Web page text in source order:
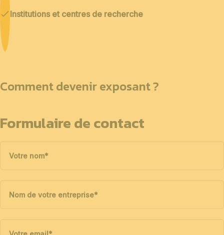
Institutions et centres de recherche
Comment devenir exposant ?
Formulaire de contact
Votre nom*
Nom de votre entreprise*